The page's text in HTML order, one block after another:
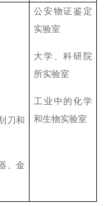
刀和
、金
公安物证鉴定
实验室
大学、科研院
所实验室
工业中的化学
和生物实验室